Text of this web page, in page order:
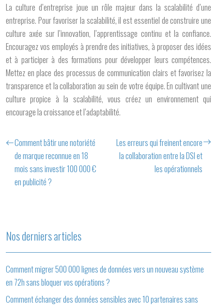
La culture d’entreprise joue un rôle majeur dans la scalabilité d’une
entreprise. Pour favoriser la scalabilité, il est essentiel de construire une
culture axée sur l’innovation, l’apprentissage continu et la confiance.
Encouragez vos employés à prendre des initiatives, à proposer des idées
et à participer à des formations pour développer leurs compétences.
Mettez en place des processus de communication clairs et favorisez la
transparence et la collaboration au sein de votre équipe. En cultivant une
culture propice à la scalabilité, vous créez un environnement qui
encourage la croissance et l’adaptabilité.
Comment bâtir une notoriété
de marque reconnue en 18
mois sans investir 100 000 €
en publicité ?
Les erreurs qui freinent encore
la collaboration entre la DSI et
les opérationnels
Nos derniers articles
Comment migrer 500 000 lignes de données vers un nouveau système
en 72h sans bloquer vos opérations ?
Comment échanger des données sensibles avec 10 partenaires sans